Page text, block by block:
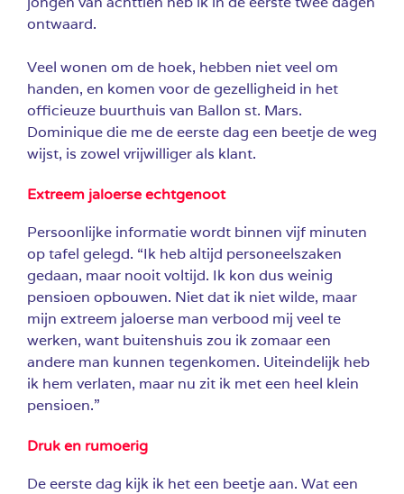
ontwaard.
Veel wonen om de hoek, hebben niet veel om
handen, en komen voor de gezelligheid in het
officieuze buurthuis van Ballon st. Mars.
Dominique die me de eerste dag een beetje de weg
wijst, is zowel vrijwilliger als klant.
Extreem jaloerse echtgenoot
Persoonlijke informatie wordt binnen vijf minuten
op tafel gelegd. “Ik heb altijd personeelszaken
gedaan, maar nooit voltijd. Ik kon dus weinig
pensioen opbouwen. Niet dat ik niet wilde, maar
mijn extreem jaloerse man verbood mij veel te
werken, want buitenshuis zou ik zomaar een
andere man kunnen tegenkomen. Uiteindelijk heb
ik hem verlaten, maar nu zit ik met een heel klein
pensioen.”
Druk en rumoerig
De eerste dag kijk ik het een beetje aan. Wat een